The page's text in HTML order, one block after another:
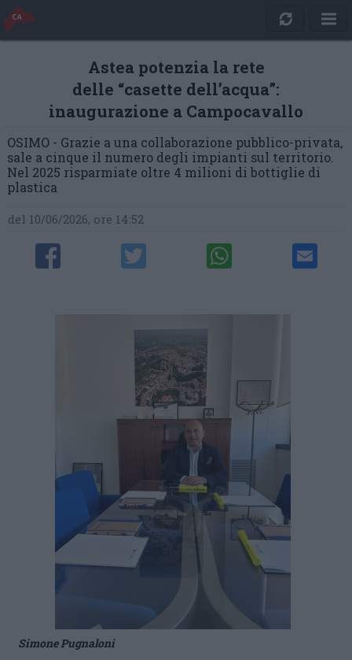
Astea potenzia la rete
delle “casette dell’acqua”:
inaugurazione a Campocavallo
OSIMO - Grazie a una collaborazione pubblico-privata,
sale a cinque il numero degli impianti sul territorio.
Nel 2025 risparmiate oltre 4 milioni di bottiglie di
plastica
del 10/06/2026, ore 14:52
Simone Pugnaloni